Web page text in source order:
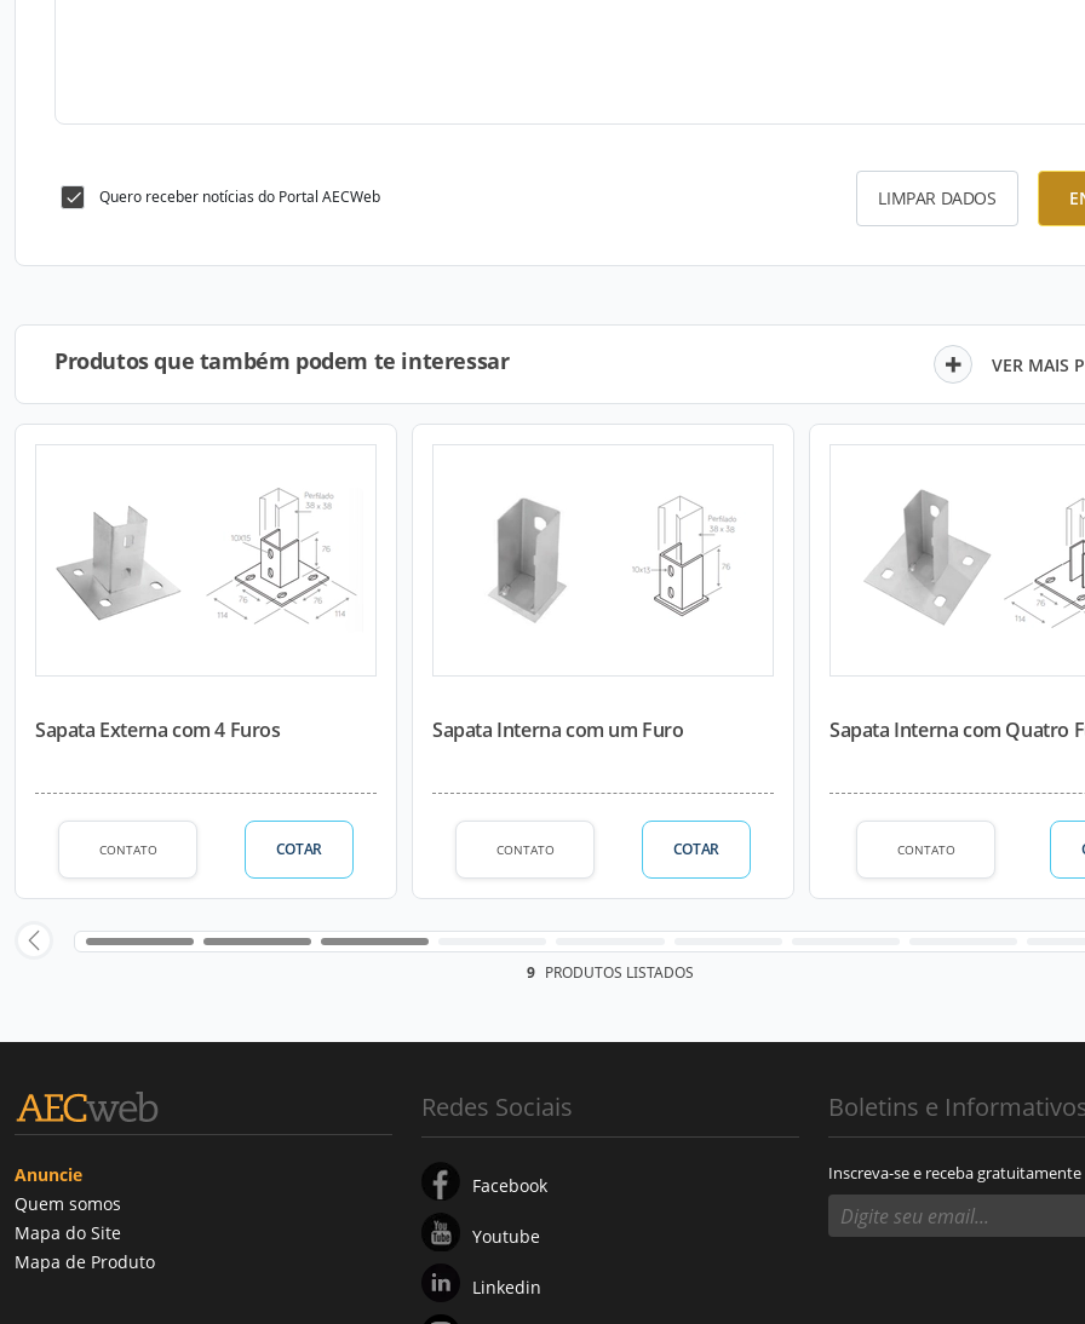
Quero receber notícias do Portal AECWeb LIMPAR DADOS
Produtos que também podem te interessar VER MAIS
Sapata Externa com 4 Furos
CONTATO COTAR
Sapata Interna com um Furo
CONTATO COTAR
Sapata Interna com Quatro
CONTATO
9 PRODUTOS LISTADOS
Anuncie
Quem somos
Mapa do Site
Mapa de Produto
Redes Sociais
Facebook
Youtube
Linkedin
Boletins e
Inscreva-se e receba gratuitamente